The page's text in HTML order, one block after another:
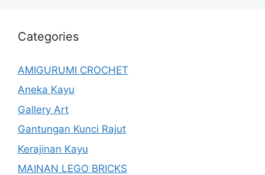
Categories
AMIGURUMI CROCHET
Aneka Kayu
Gallery Art
Gantungan Kunci Rajut
Kerajinan Kayu
MAINAN LEGO BRICKS